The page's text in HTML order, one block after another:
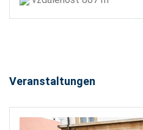
Veranstaltungen